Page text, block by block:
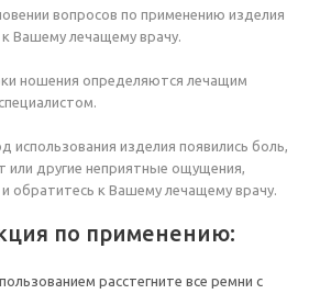
вопросов по применению изделия
Вашему лечащему врачу.
ношения определяются лечащим
использования изделия появились боль,
или другие неприятные ощущения,
и обратитесь к Вашему лечащему врачу.
по применению:
расстегните все ремни с